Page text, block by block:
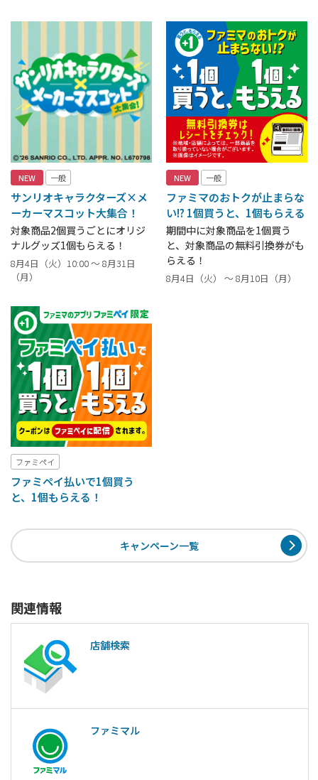
NEW 一般
サンリオキャラクターズ×メ
ーカーマスコット大集合！
対象商品2個買うごとにオリジ
ナルグッズ1個もらえる！
8月4日（火）10:00 ～ 8月31日
（月）
NEW 一般
ファミマのおトクが止まらな
い!? 1個買うと、1個もらえる
期間中に対象商品を1個買う
と、対象商品の無料引換券がも
らえる！
8月4日（火） ～ 8月10日（月）
ファミペイ
ファミペイ払いで1個買う
と、1個もらえる！
キャンペーン一覧
関連情報
店舗検索
ファミマル